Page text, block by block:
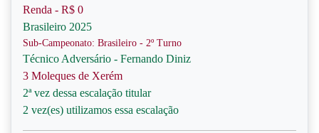
Renda - R$ 0
Brasileiro 2025
Sub-Campeonato: Brasileiro - 2º Turno
Técnico Adversário - Fernando Diniz
3 Moleques de Xerém
2ª vez dessa escalação titular
2 vez(es) utilizamos essa escalação